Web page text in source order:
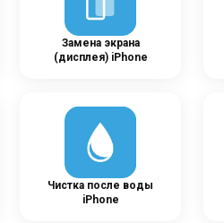
Замена экрана
(дисплея) iPhone
Чистка после воды
iPhone